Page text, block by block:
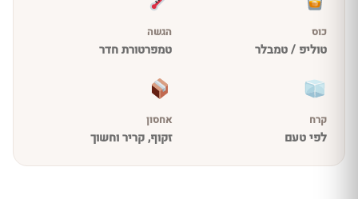
כוס
טוליפ / טמבלר
הגשה
טמפרטורת חדר
קרח
לפי טעם
אחסון
זקוף, קריר וחשוך